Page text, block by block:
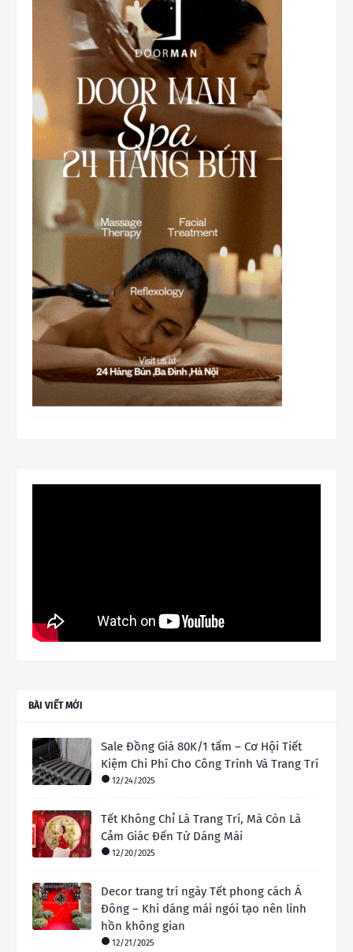
BÀI VIẾT MỚI
Sale Đồng Giá 80K/1 tấm – Cơ Hội Tiết
Kiệm Chi Phí Cho Công Trình Và Trang Trí
12/24/2025
Tết Không Chỉ Là Trang Trí, Mà Còn Là
Cảm Giác Đến Từ Dáng Mái
12/20/2025
Decor trang trí ngày Tết phong cách Á
Đông – Khi dáng mái ngói tạo nên linh
hồn không gian
12/21/2025